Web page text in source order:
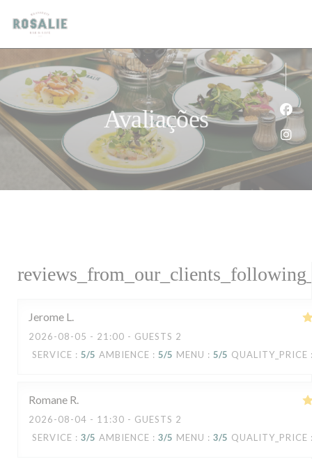
Painel de Gerenciamento de Cookies
Avaliações
Jerome L
2026-08-05 - 21:00 - GUESTS 2
SERVICE : 5/5 AMBIENCE : 5/5 MENU : 5/5 QUALITY_PRICE
Romane R
2026-08-04 - 11:30 - GUESTS 2
SERVICE : 3/5 AMBIENCE : 3/5 MENU : 3/5 QUALITY_PRICE